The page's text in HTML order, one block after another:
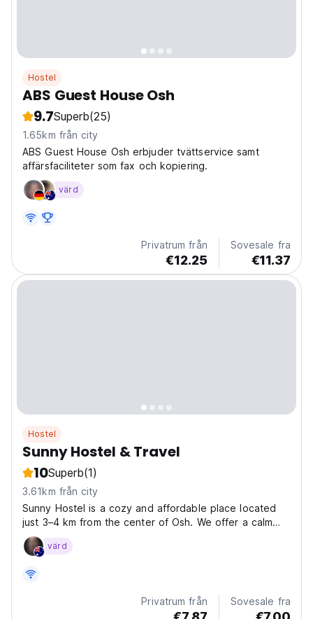
Hostel
ABS Guest House Osh
9.7Superb(25)
1.65km från city
ABS Guest House Osh erbjuder tvättservice samt
affärsfaciliteter som fax och kopiering.
värd
Privatrum från
€12.25
Sovesale fra
€11.37
Hostel
Sunny Hostel & Travel
10Superb(1)
3.61km från city
Sunny Hostel is a cozy and affordable place located
just 3–4 km from the center of Osh. We offer a calm
and friendly atmosphere, a pleasant garden,
comfortable common areas, and all the essential
serving...
värd
Privatrum från Sovesale fra